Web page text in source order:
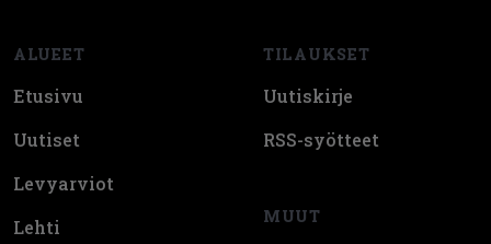
ALUEET
Etusivu
Uutiset
Levyarviot
Lehti
TILAUKSET
Uutiskirje
RSS-syötteet
MUUT